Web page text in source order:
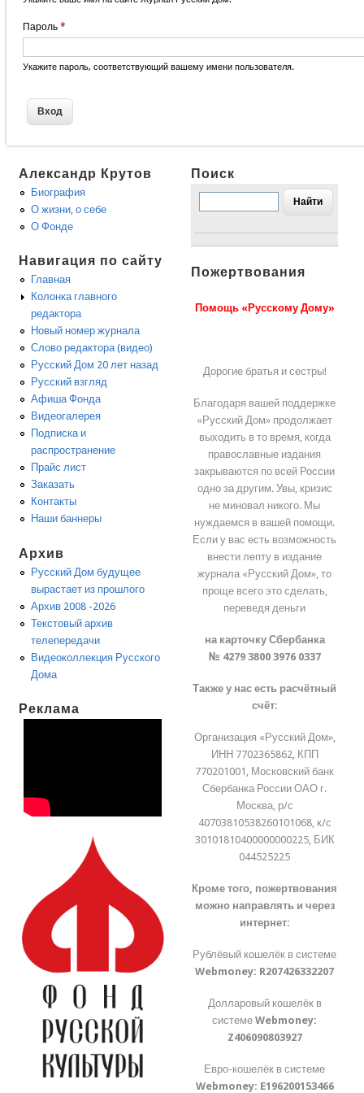
Пароль *
Укажите пароль, соответствующий вашему имени пользователя.
Александр Крутов
Биография
О жизни, о себе
О Фонде
Навигация по сайту
Главная
Колонка главного
редактора
Новый номер журнала
Слово редактора (видео)
Русский Дом 20 лет назад
Русский взгляд
Афиша Фонда
Видеогалерея
Подписка и
распространение
Прайс лист
Заказать
Контакты
Наши баннеры
Архив
Русский Дом будущее
вырастает из прошлого
Архив 2008 -2026
Текстовый архив
телепередачи
Видеоколлекция Русского
Дома
Реклама
Поиск
Пожертвования
Помощь «Русскому Дому»
Дорогие братья и сестры!
Благодаря вашей поддержке
«Русский Дом» продолжает
выходить в то время, когда
православные издания
закрываются по всей России
одно за другим. Увы, кризис
не миновал никого. Мы
нуждаемся в вашей помощи.
Если у вас есть возможность
внести лепту в издание
журнала «Русский Дом», то
проще всего это сделать,
переведя деньги
на карточку Сбербанка
№ 4279 3800 3976 0337
Также у нас есть расчётный
счёт:
Организация «Русский Дом»,
ИНН 7702365862, КПП
770201001, Московский банк
Сбербанка России ОАО г.
Москва, р/с
40703810538260101068, к/с
30101810400000000225, БИК
044525225
Кроме того, пожертвования
можно направлять и через
интернет:
Рублёвый кошелёк в системе
Webmoney: R207426332207
Долларовый кошелёк в
системеWebmoney:
Z406090803927
Евро-кошелёк в системе
Webmoney: E196200153466